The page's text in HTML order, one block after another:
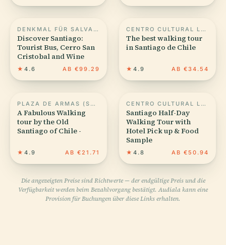
DENKMAL FÜR SALVADOR ALLENDE IN SANTIAGO DE CHILE
Discover Santiago:
Tourist Bus, Cerro San
Cristobal and Wine
★ 4.6 AB €99.29
CENTRO CULTURAL LA MONEDA
The best walking tour
in Santiago de Chile
★ 4.9 AB €34.54
PLAZA DE ARMAS (SANTIAGO DE CHILE)
A Fabulous Walking
tour by the Old
Santiago of Chile -
★ 4.9 AB €21.71
CENTRO CULTURAL LA MONEDA
Santiago Half-Day
Walking Tour with
Hotel Pick up & Food
Sample
★ 4.8 AB €50.94
Die angezeigten Preise sind Richtwerte — der endgültige Preis und die
Verfügbarkeit werden beim Bezahlvorgang bestätigt. Audiala kann eine
Provision für Buchungen über diese Links erhalten.